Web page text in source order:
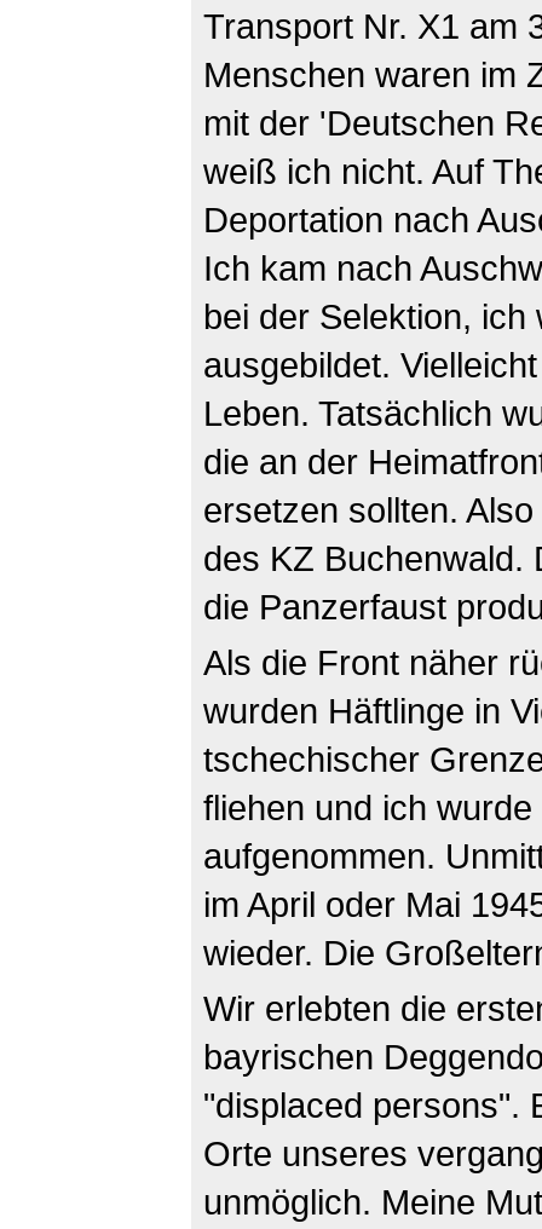
Transport Nr. X1 am
Menschen waren im
mit der 'Deutschen
weiß ich nicht. Auf
Deportation nach
Ich kam nach
bei der Selektion,
ausgebildet.
Leben. Tatsächlich
die an der
ersetzen sollten.
des KZ Buchenwald.
die Panzerfaust
Als die Front näher
wurden Häftlinge in
tschechischer
fliehen und ich
aufgenommen.
im April oder Mai
wieder. Die
Wir erlebten die
bayrischen
"displaced persons".
Orte unseres
unmöglich. Meine